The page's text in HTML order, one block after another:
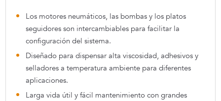
Los motores neumáticos, las bombas y los platos
seguidores son intercambiables para facilitar la
configuración del sistema.
Diseñado para dispensar alta viscosidad, adhesivos y
selladores a temperatura ambiente para diferentes
aplicaciones.
Larga vida útil y fácil mantenimiento con grandes